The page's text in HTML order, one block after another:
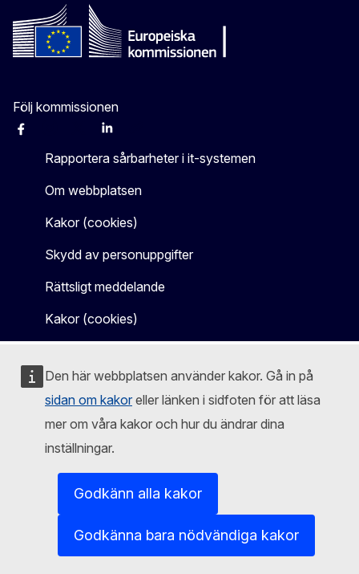
Den här webbplatsen använder kakor. Gå in på
sidan om kakor eller länken i sidfoten för att läsa
mer om våra kakor och hur du ändrar dina
inställningar.
Godkänn alla kakor
Godkänna bara nödvändiga kakor
Följ kommissionen
Facebook Linkedin
Rapportera sårbarheter i it-systemen
Om webbplatsen
Kakor (cookies)
Skydd av personuppgifter
Rättsligt meddelande
Kakor (cookies)